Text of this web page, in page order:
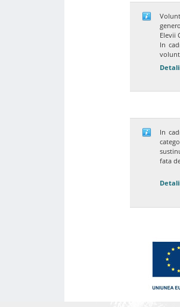
Elevii
In
In
fata